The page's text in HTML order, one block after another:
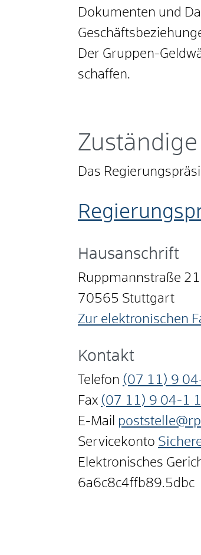
Dokumenten und
Der Gruppen-
schaffen.
Das
Hausanschrift
Ruppmannstraße 21
70565 Stuttgart
Zur elektronischen
Kontakt
Telefon (07 11) 9
Fax (07 11) 9 04-1
E-Mail
Servicekonto
Elektronisches
6a6c8c4ffb89.5dbc